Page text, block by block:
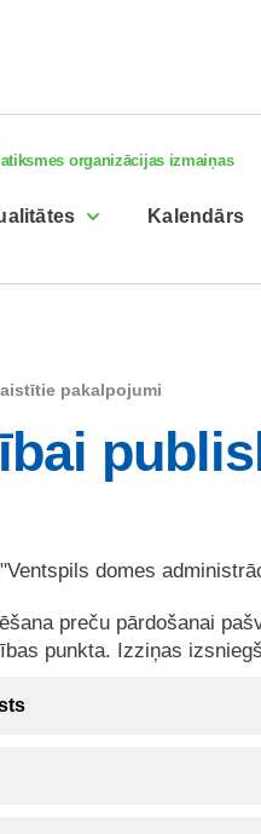
organizācijas izmaiņas
Kalendārs
pakalpojumi
domes
preču pārdošanai
punkta. Izziņas